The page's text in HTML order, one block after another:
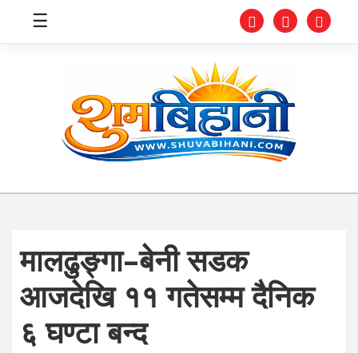
स्वास्थ्य
संघीय
प्रविधि
जीवनशैली
☰
मालढुङ्गा–बेनी सडक
आजदेखि ११ गतेसम्म दैनिक
६ घण्टा बन्द